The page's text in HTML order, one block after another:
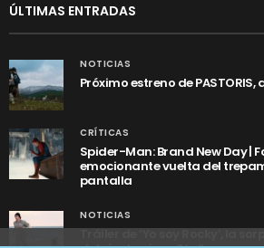
ÚLTIMAS ENTRADAS
NOTICIAS
Próximo estreno de PASTORIS,
CRÍTICAS
Spider-Man: Brand New Day |
emocionante vuelta del
pantalla
NOTICIAS
Tráiler de ‘Yo soy Rocky’, la